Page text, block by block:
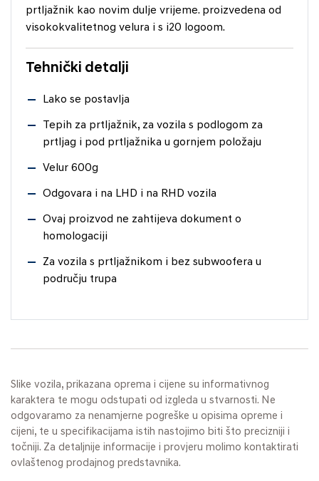
prtljažnik kao novim dulje vrijeme. proizvedena od
visokokvalitetnog velura i s i20 logoom.
Tehnički detalji
Lako se postavlja
Tepih za prtljažnik, za vozila s podlogom za
prtljag i pod prtljažnika u gornjem položaju
Velur 600g
Odgovara i na LHD i na RHD vozila
Ovaj proizvod ne zahtijeva dokument o
homologaciji
Za vozila s prtljažnikom i bez subwoofera u
području trupa
Slike vozila, prikazana oprema i cijene su informativnog
karaktera te mogu odstupati od izgleda u stvarnosti. Ne
odgovaramo za nenamjerne pogreške u opisima opreme i
cijeni, te u specifikacijama istih nastojimo biti što precizniji i
točniji. Za detaljnije informacije i provjeru molimo kontaktirati
ovlaštenog prodajnog predstavnika.